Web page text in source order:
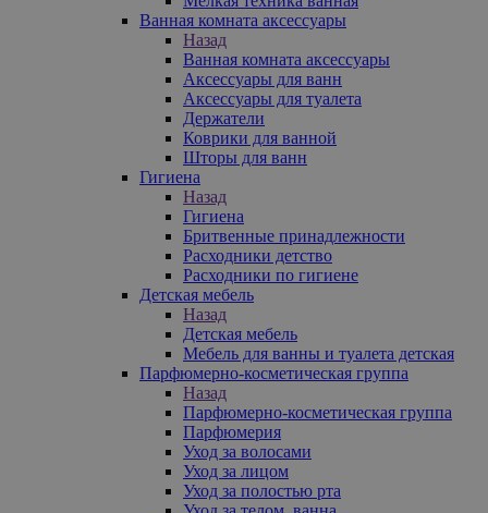
Ванная комната аксессуары
Назад
Ванная комната аксессуары
Аксессуары для ванн
Аксессуары для туалета
Держатели
Коврики для ванной
Шторы для ванн
Гигиена
Назад
Гигиена
Бритвенные принадлежности
Расходники детство
Расходники по гигиене
Детская мебель
Назад
Детская мебель
Мебель для ванны и туалета детская
Парфюмерно-косметическая группа
Назад
Парфюмерно-косметическая группа
Парфюмерия
Уход за волосами
Уход за лицом
Уход за полостью рта